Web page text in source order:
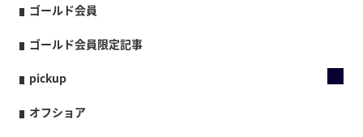
ゴールド会員
ゴールド会員限定記事
pickup
オフショア